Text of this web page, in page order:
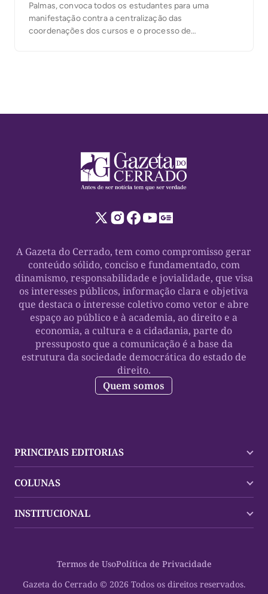
Palmas, convoca todos os estudantes para uma
manifestação contra a centralização das
coordenações dos cursos e o processo de
A Gazeta do Cerrado, tem como compromisso gerar
conteúdo sólido, conciso e fundamentado, com
dinamismo, responsabilidade e jovialidade, que visa
os interesses públicos, informação clara e objetiva
que destaca o interesse coletivo como vetor e abre
espaço ao público e à academia, ao direito e a
economia, a cultura e a cidadania, parte do
pressuposto que a comunicação é a base da
estrutura da sociedade democrática do estado de
direito.
Quem somos
PRINCIPAIS EDITORIAS
Últimas Notícias
Palmas
Mundo
Oportunidades
Cultura
COLUNAS
Trocando em Miúdos
Policial
Planeta Vivo
Espaço Cidadania
INSTITUCIONAL
Gazeta do Cerrado © 2026 Todos os direitos reservados.
Termos de UsoPolítica de Privacidade